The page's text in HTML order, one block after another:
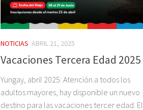
NOTICIAS ABRIL 21, 2025
Vacaciones Tercera Edad 2025
Yungay, abril 2025: Atención a todos los
adultos mayores, hay disponible un nuevo
destino para las vacaciones tercer edad. El